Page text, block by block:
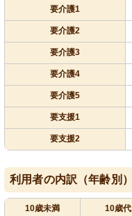
要介護1
要介護2
要介護3
要介護4
要介護5
要支援1
要支援2
利用者の内訳（年齢別）
10歳未満 10歳代